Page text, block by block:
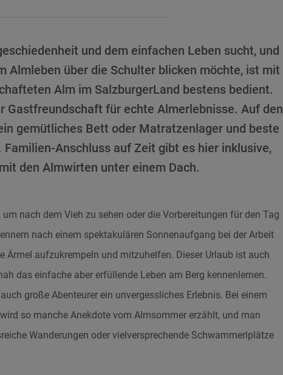
und dem einfachen Leben sucht, und
Almleben über die Schulter blicken möchte, ist mit
Alm im SalzburgerLand bestens bedient.
Gastfreundschaft für echte Almerlebnisse. Auf den
gemütliches Bett oder Matratzenlager und beste
Anschluss auf Zeit gibt es hier inklusive,
den Almwirten unter einem Dach.
nach dem Vieh zu sehen oder die Vorbereitungen für den Tag
nach einem spektakulären Sonnenaufgang bei der Arbeit
Ärmel aufzukrempeln und mitzuhelfen. Dieser Urlaub ist auch
das einfache aber erfüllende Leben am Berg kennenlernen.
große Abenteurer ein unvergessliches Erlebnis. Bei einem
so manche Anekdote vom Almsommer erzählt, und man
Wanderungen oder vielversprechende Schwammerlplätze